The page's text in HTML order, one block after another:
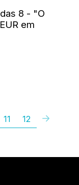
8 - "O
em
11 12